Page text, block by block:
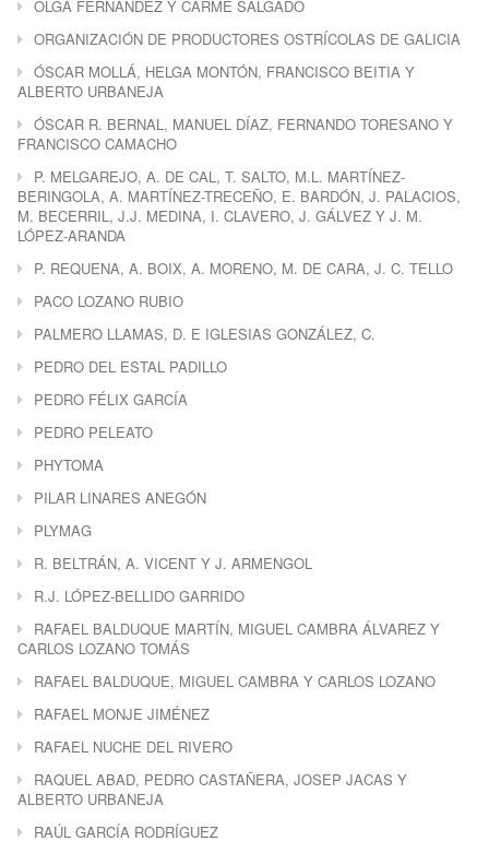
OLGA FERNÁNDEZ Y CARME SALGADO
ORGANIZACIÓN DE PRODUCTORES OSTRÍCOLAS DE GALICIA
ÓSCAR MOLLÁ, HELGA MONTÓN, FRANCISCO BEITIA Y
ALBERTO URBANEJA
ÓSCAR R. BERNAL, MANUEL DÍAZ, FERNANDO TORESANO Y
FRANCISCO CAMACHO
P. MELGAREJO, A. DE CAL, T. SALTO, M.L. MARTÍNEZ-
BERINGOLA, A. MARTÍNEZ-TRECEÑO, E. BARDÓN, J. PALACIOS,
M. BECERRIL, J.J. MEDINA, I. CLAVERO, J. GÁLVEZ Y J. M.
LÓPEZ-ARANDA
P. REQUENA, A. BOIX, A. MORENO, M. DE CARA, J. C. TELLO
PACO LOZANO RUBIO
PALMERO LLAMAS, D. E IGLESIAS GONZÁLEZ, C.
PEDRO DEL ESTAL PADILLO
PEDRO FÉLIX GARCÍA
PEDRO PELEATO
PHYTOMA
PILAR LINARES ANEGÓN
PLYMAG
R. BELTRÁN, A. VICENT Y J. ARMENGOL
R.J. LÓPEZ-BELLIDO GARRIDO
RAFAEL BALDUQUE MARTÍN, MIGUEL CAMBRA ÁLVAREZ Y
CARLOS LOZANO TOMÁS
RAFAEL BALDUQUE, MIGUEL CAMBRA Y CARLOS LOZANO
RAFAEL MONJE JIMÉNEZ
RAFAEL NUCHE DEL RIVERO
RAQUEL ABAD, PEDRO CASTAÑERA, JOSEP JACAS Y
ALBERTO URBANEJA
RAÚL GARCÍA RODRÍGUEZ